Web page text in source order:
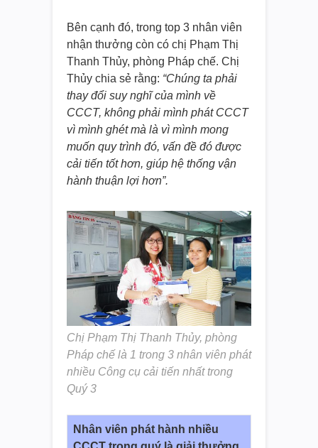
Bên cạnh đó, trong top 3 nhân viên
nhận thưởng còn có chị Phạm Thị
Thanh Thủy, phòng Pháp chế. Chị
Thủy chia sẻ rằng: “Chúng ta phải
thay đổi suy nghĩ của mình về
CCCT, không phải mình phát CCCT
vì mình ghét mà là vì mình mong
muốn quy trình đó, vấn đề đó được
cải tiến tốt hơn, giúp hệ thống vận
hành thuận lợi hơn”.
Chị Phạm Thị Thanh Thủy, phòng
Pháp chế là 1 trong 3 nhân viên phát
nhiều Công cụ cải tiến nhất trong
Quý 3
Nhân viên phát hành nhiều